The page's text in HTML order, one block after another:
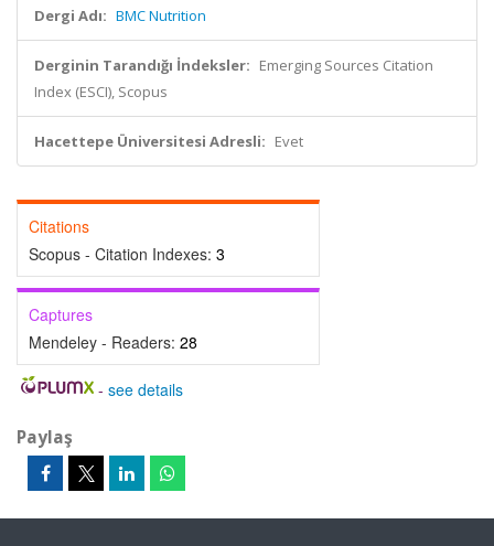
Dergi Adı: BMC Nutrition
Derginin Tarandığı İndeksler: Emerging Sources Citation
Index (ESCI), Scopus
Hacettepe Üniversitesi Adresli: Evet
Citations
Scopus - Citation Indexes: 3
Captures
Mendeley - Readers: 28
- see details
Paylaş